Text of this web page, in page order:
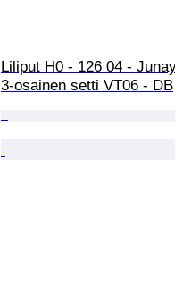
Liliput H0 - 126 04 -
3-osainen setti VT06 - DB